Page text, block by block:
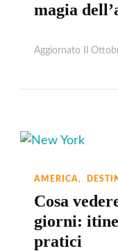
magia
Aggiornato Il
AMERICA
Cosa
giorni:
pratici